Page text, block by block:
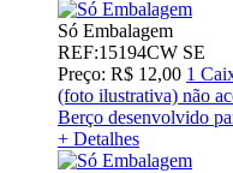
Só Embalagem
REF:15194CW SE
Preço: R$ 12,00 1
(foto ilustrativa) não
Berço desenvolvido
+ Detalhes